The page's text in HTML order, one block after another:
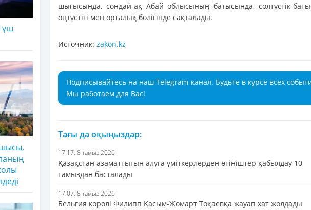
шығысында, сондай-ақ Абай облысының батысында, солтүстік-
оңтүстігі мен орталық бөлігінде сақталады.
Источник: zakon.kz
Подписывайтесь на наш Telegram-канал. Будьте в курсе всех
Мы работаем для Вас!
Тағы да оқыңыздар:
17:17, 8 тамыз 2026
Қазақстан азаматтығын алуға үміткерлерден өтініштер қабылдау 10
тамыздан басталады
17:07, 8 тамыз 2026
Бельгия королі Филипп Қасым-Жомарт Тоқаевқа жауап хат жолдады
үш